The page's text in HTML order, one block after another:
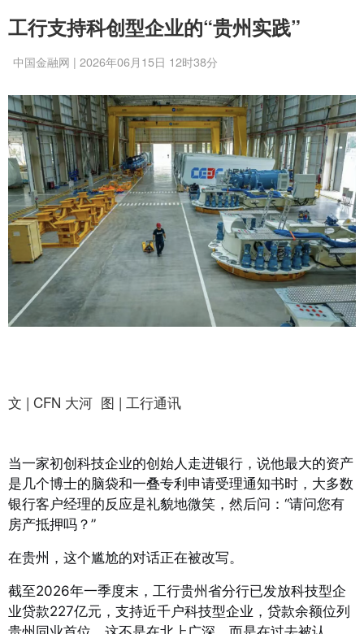
工行支持科创型企业的“贵州实践”
中国金融网 | 2026年06月15日 12时38分
文 | CFN 大河 图 | 工行通讯
当一家初创科技企业的创始人走进银行，说他最大的资产
是几个博士的脑袋和一叠专利申请受理通知书时，大多数
银行客户经理的反应是礼貌地微笑，然后问：“请问您有
房产抵押吗？”
在贵州，这个尴尬的对话正在被改写。
截至2026年一季度末，工行贵州省分行已发放科技型企
业贷款227亿元，支持近千户科技型企业，贷款余额位列